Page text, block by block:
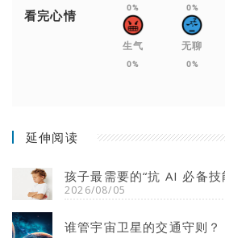
看完心情 0% 0%
生气
0%
无聊
0%
延伸阅读
孩子最需要的“抗 AI 必备技
2026/08/05
谁管宇宙卫星的交通守则？